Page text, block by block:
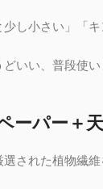
少し小さい」「
いい、普段使
ーパー＋
された植物繊